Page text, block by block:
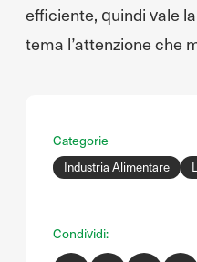
efficiente, quindi vale
tema l’attenzione che
Categorie
Industria Alimentare
Condividi: